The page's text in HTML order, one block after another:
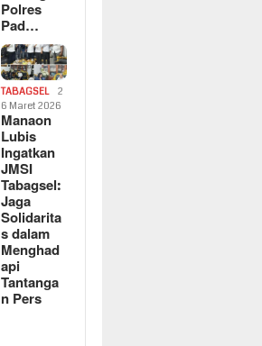
Polres
Pad…
TABAGSEL
2
6 Maret 2026
Manaon
Lubis
Ingatkan
JMSI
Tabagsel:
Jaga
Solidarita
s dalam
Menghad
api
Tantanga
n Pers